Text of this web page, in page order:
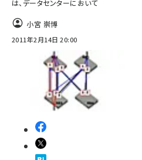
は、データセンターにおいて
小宮 崇博
2011年2月14日 20:00